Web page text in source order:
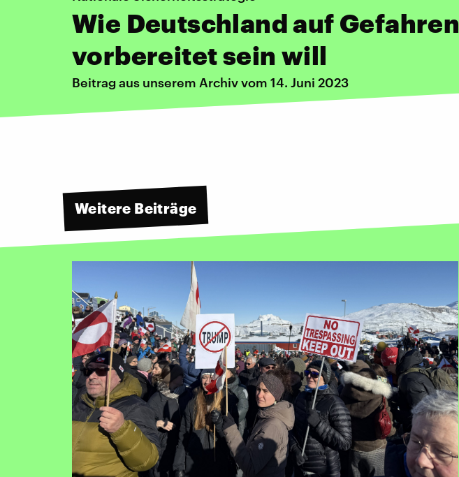
Wie Deutschland auf Gefahren
vorbereitet sein will
Beitrag aus unserem Archiv vom 14. Juni 2023
Weitere Beiträge